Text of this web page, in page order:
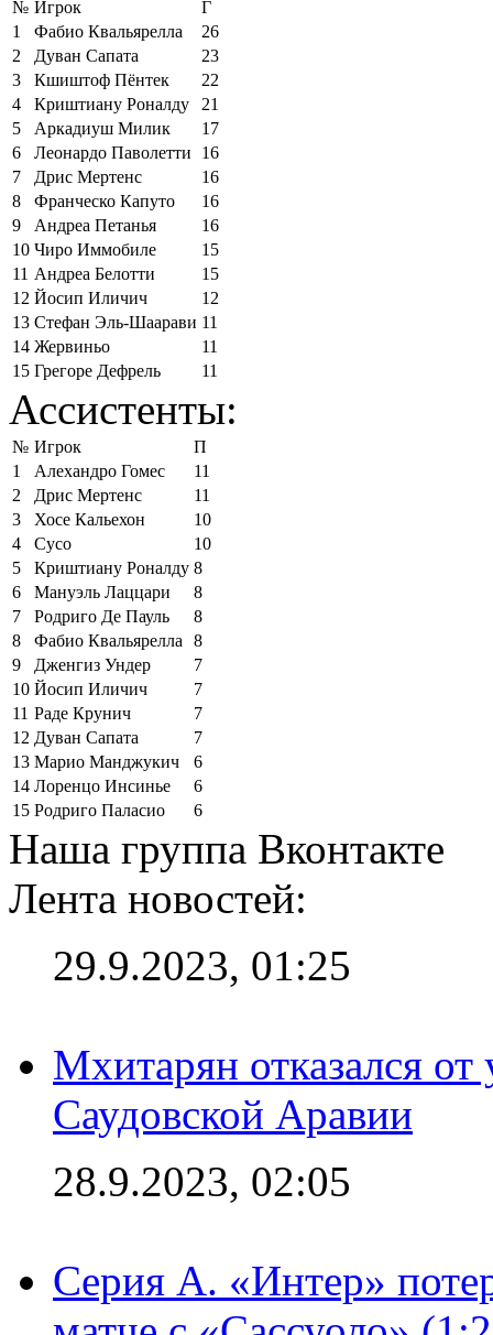
№ Игрок
Г
1
Фабио Квальярелла
26
2
Дуван Сапата
23
3
Кшиштоф Пёнтек
22
4
Криштиану Роналду
21
5
Аркадиуш Милик
17
6
Леонардо Паволетти
16
7
Дрис Мертенс
16
8
Франческо Капуто
16
9
Андреа Петанья
16
10 Чиро Иммобиле
15
11 Андреа Белотти
15
12 Йосип Иличич
12
13 Стефан Эль-Шаарави 11
14 Жервиньо
11
15 Грегоре Дефрель 11
Ассистенты:
№ Игрок
П
1
Алехандро Гомес
11
2
Дрис Мертенс
11
3
Хосе Кальехон
10
4
Сусо
10
5
Криштиану Роналду 8
6
Мануэль Лаццари
8
7
Родриго Де Пауль
8
8
Фабио Квальярелла
8
9
Дженгиз Ундер
7
10 Йосип Иличич
7
11 Раде Крунич
7
12 Дуван Сапата
7
13 Марио Манджукич
6
14 Лоренцо Инсинье
6
15 Родриго Паласио 6
Наша группа Вконтакте
Лента новостей:
29.9.2023, 01:25
Мхитарян отказался от
Саудовской Аравии
28.9.2023, 02:05
Серия А. «Интер»